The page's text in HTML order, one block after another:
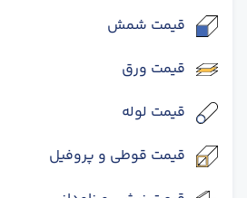
قیمت شمش
قیمت ورق
قیمت لوله
قیمت قوطی و پروفیل